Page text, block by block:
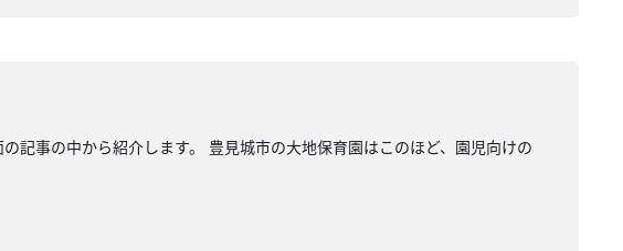
記事の中から紹介します。 豊見城市の大地保育園はこのほど、園児向けの